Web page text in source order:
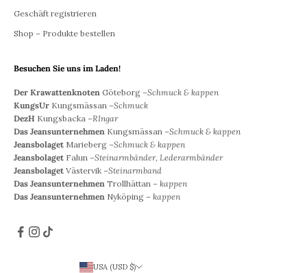
Geschäft registrieren
Shop – Produkte bestellen
Besuchen Sie uns im Laden!
Der Krawattenknoten Göteborg –Schmuck & kappen
KungsUr Kungsmässan –Schmuck
DezH Kungsbacka –RIngar
Das Jeansunternehmen Kungsmässan –Schmuck & kappen
Jeansbolaget Marieberg –Schmuck & kappen
Jeansbolaget Falun –Steinarmbänder, Lederarmbänder
Jeansbolaget Västervik –Steinarmband
Das Jeansunternehmen Trollhättan – kappen
Das Jeansunternehmen Nyköping – kappen
USA (USD $)